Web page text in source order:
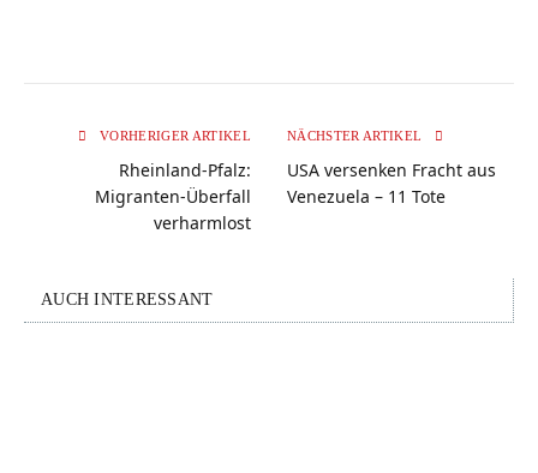
VORHERIGER ARTIKEL
Rheinland-Pfalz:
Migranten-Überfall
verharmlost
NÄCHSTER ARTIKEL
USA versenken Fracht aus
Venezuela – 11 Tote
AUCH INTERESSANT